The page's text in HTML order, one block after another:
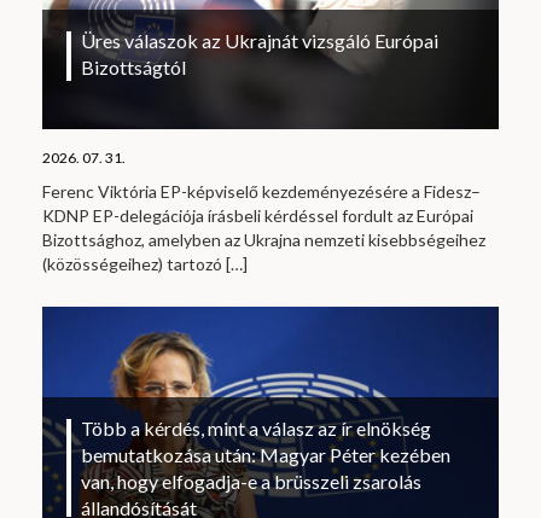
Üres válaszok az Ukrajnát vizsgáló Európai
Bizottságtól
2026. 07. 31.
Ferenc Viktória EP-képviselő kezdeményezésére a Fidesz–
KDNP EP-delegációja írásbeli kérdéssel fordult az Európai
Bizottsághoz, amelyben az Ukrajna nemzeti kisebbségeihez
(közösségeihez) tartozó […]
Több a kérdés, mint a válasz az ír elnökség
bemutatkozása után: Magyar Péter kezében
van, hogy elfogadja-e a brüsszeli zsarolás
állandósítását